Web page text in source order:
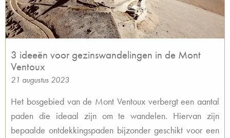
3 ideeën voor gezinswandelingen in de Mont
Ventoux
21 augustus 2023
Het bosgebied van de Mont Ventoux verbergt een aantal
paden die ideaal zijn om te wandelen. Hiervan zijn
bepaalde ontdekkingspaden bijzonder geschikt voor een